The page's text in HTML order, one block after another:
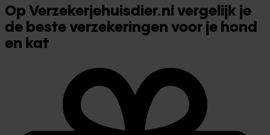
Op Verzekerjehuisdier.nl vergelijk je
de beste verzekeringen voor je hond
en kat